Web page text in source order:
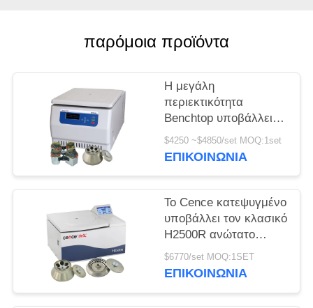
παρόμοια προϊόντα
Η μεγάλη
περιεκτικότητα
Benchtop υποβάλλει
H2050R με το στροφέα
ταλάντευσης 4*750ml
$4250 ~$4850/set MOQ:1set
ΕΠΙΚΟΙΝΩΝΊΑ
Το Cence κατεψυγμένο
υποβάλλει τον κλασικό
H2500R ανώτατο
στροφέα γωνίας
ικανότητας 6x100ml
$6770/set MOQ:1SET
ΕΠΙΚΟΙΝΩΝΊΑ